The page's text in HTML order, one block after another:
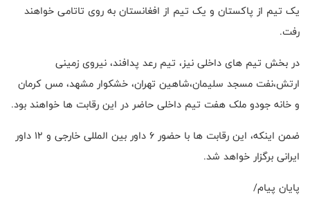
یک تیم از پاکستان و یک تیم از افغانستان به روی تاتامی خواهند
رفت.
در بخش تیم های داخلی نیز، تیم رعد پدافند، نیروی زمینی
ارتش،نفت مسجد سلیمان،شاهین تهران، خشکوار مشهد، مس کرمان
و خانه جودو ملک هفت تیم داخلی حاضر در این رقابت ها خواهند بود.
ضمن اینکه، این رقابت ها با حضور ۶ داور بین المللی خارجی و ۱۲ داور
ایرانی برگزار خواهد شد.
پایان پیام/